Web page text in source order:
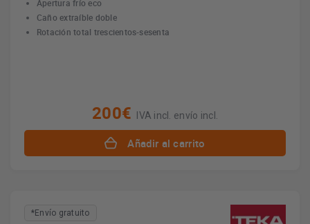
Apertura frío eco
Caño extraíble doble
Rotación total trescientos-sesenta
200€ IVA incl. envío incl.
Añadir al carrito
*Envío gratuito